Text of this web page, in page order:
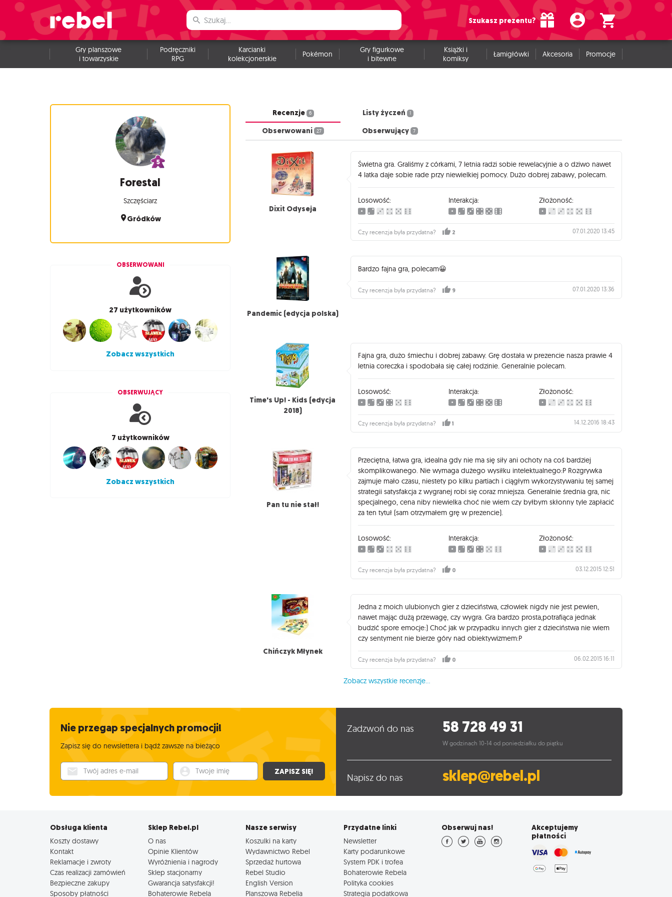
Szukasz prezentu?
Gry planszowe
i towarzyskie
Podręczniki
RPG
Karcianki
kolekcjonerskie
Pokémon
Gry figurkowe
i bitewne
Książki i
komiksy
Łamigłówki Akcesoria Promocje
Forestal
Szczęściarz
Gródków
OBSERWOWANI
27 użytkowników
Zobacz wszystkich
OBSERWUJĄCY
7 użytkowników
Zobacz wszystkich
Recenzje 6 Listy życzeń 1
Obserwowani 27 Obserwujący 7
Dixit Odyseja
Świetna gra. Graliśmy z córkami, 7 letnia radzi sobie rewelacyjnie a o dziwo nawet
4 latka daje sobie rade przy niewielkiej pomocy. Dużo dobrej zabawy, polecam.
Losowość: Interakcja: Złożoność:
Czy recenzja była przydatna? 2 07.01.2020 13:45
Pandemic (edycja polska)
Bardzo fajna gra, polecam😀
Czy recenzja była przydatna? 9 07.01.2020 13:36
Time's Up! - Kids (edycja
2018)
Fajna gra, dużo śmiechu i dobrej zabawy. Grę dostała w prezencie nasza prawie 4
letnia coreczka i spodobała się całej rodzinie. Generalnie polecam.
Losowość: Interakcja: Złożoność:
Czy recenzja była przydatna? 1 14.12.2016 18:43
Pan tu nie stał!
Przeciętna, łatwa gra, idealna gdy nie ma się siły ani ochoty na coś bardziej
skomplikowanego. Nie wymaga dużego wysiłku intelektualnego:P Rozgrywka
zajmuje mało czasu, niestety po kilku partiach i ciągłym wykorzystywaniu tej samej
strategii satysfakcja z wygranej robi się coraz mniejsza. Generalnie średnia gra, nic
specjalnego, cena niby niewielka choć nie wiem czy byłbym skłonny tyle zapłacić
za ten tytuł (sam otrzymałem grę w prezencie).
Losowość: Interakcja: Złożoność:
Czy recenzja była przydatna? 0 03.12.2015 12:51
Chińczyk Młynek
Jedna z moich ulubionych gier z dzieciństwa, człowiek nigdy nie jest pewien,
nawet mając dużą przewagę, czy wygra. Gra bardzo prosta,potrafiąca jednak
budzić spore emocje:) Choć jak w przypadku innych gier z dzieciństwa nie wiem
czy sentyment nie bierze góry nad obiektywizmem:P
Czy recenzja była przydatna? 0 06.02.2015 16:11
Zobacz wszystkie recenzje...
Nie przegap specjalnych promocji!
Zapisz się do newslettera i bądź zawsze na bieżąco
Twój adres e-mail Twoje imię ZAPISZ SIĘ!
Zadzwoń do nas 58 728 49 31
W godzinach 10-14 od poniedziałku do piątku
Napisz do nas sklep@rebel.pl
Obsługa klienta
Koszty dostawy
Kontakt
Reklamacje i zwroty
Czas realizacji zamówień
Bezpieczne zakupy
Sposoby płatności
Sklep Rebel.pl
O nas
Opinie Klientów
Wyróżnienia i nagrody
Sklep stacjonarny
Gwarancja satysfakcji!
Bohaterowie Rebela
Nasze serwisy
Koszulki na karty
Wydawnictwo Rebel
Sprzedaż hurtowa
Rebel Studio
English Version
Planszowa Rebelia
Przydatne linki
Newsletter
Karty podarunkowe
System PDK i trofea
Bohaterowie Rebela
Polityka cookies
Strategia podatkowa
Obserwuj nas!
Akceptujemy
płatności